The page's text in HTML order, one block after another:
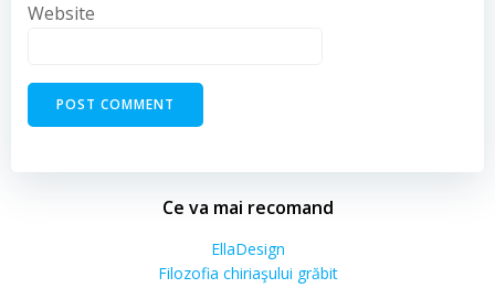
Website
Ce va mai recomand
EllaDesign
Filozofia chiriaşului grăbit